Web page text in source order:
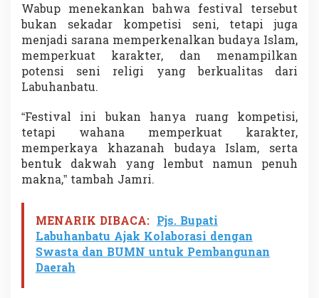
a
n
I
s
l
a
m
B
e
r
k
u
a
l
a
s
Wabup menekankan bahwa festival tersebut
bukan sekadar kompetisi seni, tetapi juga
menjadi sarana memperkenalkan budaya Islam,
memperkuat karakter, dan menampilkan
potensi seni religi yang berkualitas dari
Labuhanbatu.
“Festival ini bukan hanya ruang kompetisi,
tetapi wahana memperkuat karakter,
memperkaya khazanah budaya Islam, serta
bentuk dakwah yang lembut namun penuh
makna,” tambah Jamri.
MENARIK DIBACA: Pjs. Bupati
Labuhanbatu Ajak Kolaborasi dengan
Swasta dan BUMN untuk Pembangunan
Daerah